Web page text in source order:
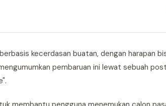
kecerdasan buatan, dengan harapan
pembaruan ini lewat sebuah